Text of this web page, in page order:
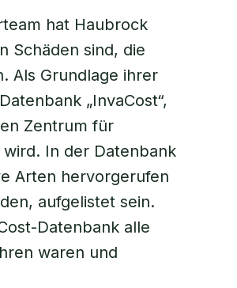
hat Haubrock
Schäden sind, die
Als Grundlage ihrer
„InvaCost“,
Zentrum für
In der Datenbank
Arten hervorgerufen
aufgelistet sein.
Datenbank alle
waren und